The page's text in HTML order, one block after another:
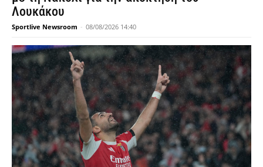
Λουκάκου
Sportlive Newsroom - 08/08/2026 14:40